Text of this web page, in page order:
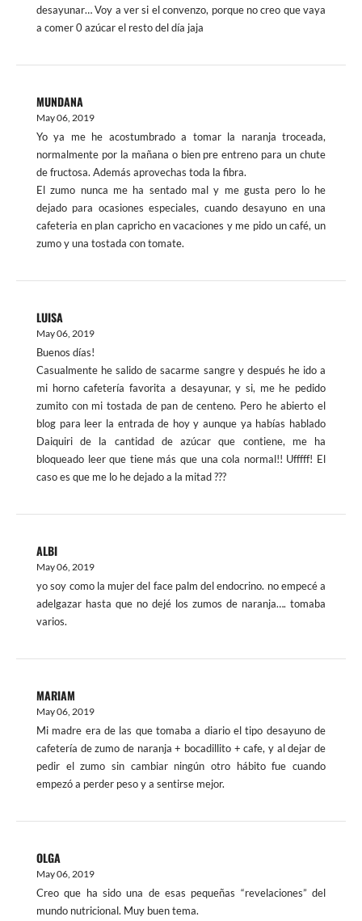
desayunar… Voy a ver si el convenzo, porque no creo que vaya
a comer 0 azúcar el resto del día jaja
MUNDANA
May 06, 2019
Yo ya me he acostumbrado a tomar la naranja troceada,
normalmente por la mañana o bien pre entreno para un chute
de fructosa. Además aprovechas toda la fibra.
El zumo nunca me ha sentado mal y me gusta pero lo he
dejado para ocasiones especiales, cuando desayuno en una
cafeteria en plan capricho en vacaciones y me pido un café, un
zumo y una tostada con tomate.
LUISA
May 06, 2019
Buenos días!
Casualmente he salido de sacarme sangre y después he ido a
mi horno cafetería favorita a desayunar, y si, me he pedido
zumito con mi tostada de pan de centeno. Pero he abierto el
blog para leer la entrada de hoy y aunque ya habías hablado
Daiquiri de la cantidad de azúcar que contiene, me ha
bloqueado leer que tiene más que una cola normal!! Ufffff! El
caso es que me lo he dejado a la mitad ???
ALBI
May 06, 2019
yo soy como la mujer del face palm del endocrino. no empecé a
adelgazar hasta que no dejé los zumos de naranja…. tomaba
varios.
MARIAM
May 06, 2019
Mi madre era de las que tomaba a diario el tipo desayuno de
cafetería de zumo de naranja + bocadillito + cafe, y al dejar de
pedir el zumo sin cambiar ningún otro hábito fue cuando
empezó a perder peso y a sentirse mejor.
OLGA
May 06, 2019
Creo que ha sido una de esas pequeñas “revelaciones” del
mundo nutricional. Muy buen tema.